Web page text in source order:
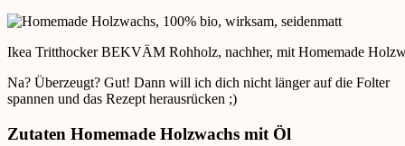
Ikea Tritthocker BEKVÄM Rohholz, nachher, mit Homemade
Na? Überzeugt? Gut! Dann will ich dich nicht länger auf die Folter
spannen und das Rezept herausrücken ;)
Zutaten Homemade Holzwachs mit Öl